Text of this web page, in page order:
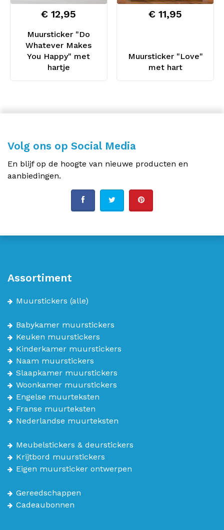
Muursticker "Do
Whatever Makes
You Happy" met
hartje
€ 12,95
Muursticker "Love"
met hart
€ 11,95
Volg ons op Social Media
En blijf op de hoogte van nieuwe producten en
aanbiedingen.
Assortiment
Muurstickers (alle)
Babykamer muurstickers
Keuken muurstickers
Kinderkamer muurstickers
Naam muurstickers
Slaapkamer muurstickers
Woonkamer muurstickers
Engelse muurteksten
Franse muurteksten
Nederlandse muurteksten
Meubelstickers & deurstickers
Krijtbord muurstickers
Eigen muursticker ontwerpen
Gereedschappen
Cadeaubonnen